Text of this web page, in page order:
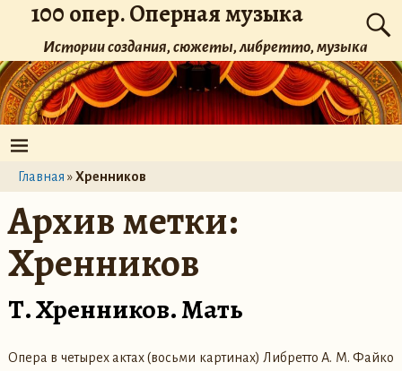
100 опер. Оперная музыка
Истории создания, сюжеты, либретто, музыка
Главная »Хренников
Архив метки:
Хренников
Т. Хренников. Мать
Опера в четырех актах (восьми картинах) Либретто А. М. Файко